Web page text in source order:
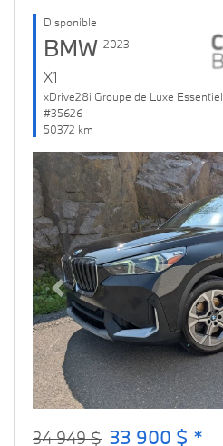
Disponible
BMW 2023
X1
xDrive28i Groupe de Luxe Essentiel
#35626
50372 km
Previous
34 949 $ 33 900 $ *